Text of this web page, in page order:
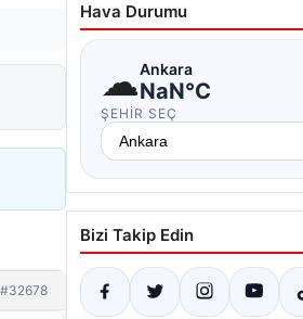
#32678
Hava Durumu
☁Ankara
NaN°C
ŞEHIR SEÇ
Bizi Takip Edin